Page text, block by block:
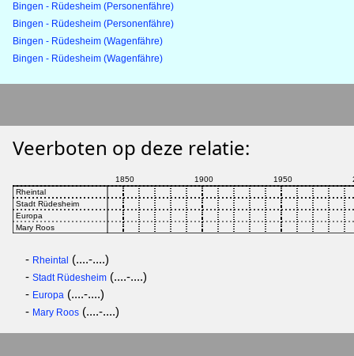
Bingen - Rüdesheim (Personenfähre)
Bingen - Rüdesheim (Personenfähre)
Bingen - Rüdesheim (Wagenfähre)
Bingen - Rüdesheim (Wagenfähre)
Veerboten op deze relatie:
- Rheintal (....-....)
- Stadt Rüdesheim (....-....)
- Europa (....-....)
- Mary Roos (....-....)